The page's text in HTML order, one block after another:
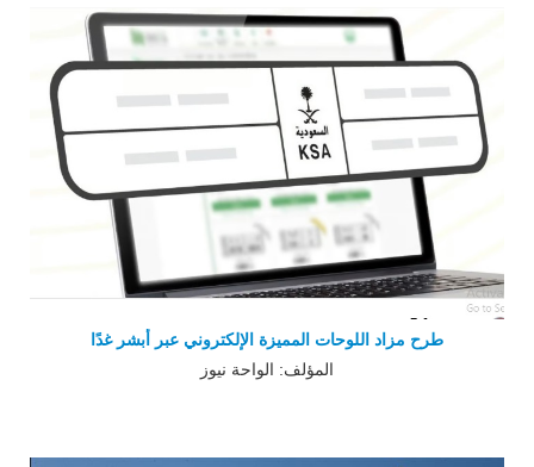
طرح مزاد اللوحات المميزة الإلكتروني عبر أبشر غدًا
المؤلف: الواحة نيوز